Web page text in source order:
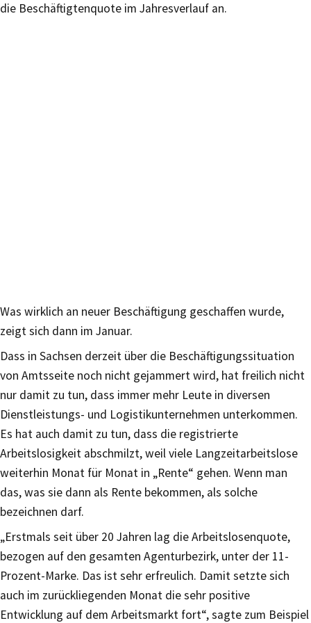
die Beschäftigtenquote im Jahresverlauf an.
Was wirklich an neuer Beschäftigung geschaffen wurde,
zeigt sich dann im Januar.
Dass in Sachsen derzeit über die Beschäftigungssituation
von Amtsseite noch nicht gejammert wird, hat freilich nicht
nur damit zu tun, dass immer mehr Leute in diversen
Dienstleistungs- und Logistikunternehmen unterkommen.
Es hat auch damit zu tun, dass die registrierte
Arbeitslosigkeit abschmilzt, weil viele Langzeitarbeitslose
weiterhin Monat für Monat in „Rente“ gehen. Wenn man
das, was sie dann als Rente bekommen, als solche
bezeichnen darf.
„Erstmals seit über 20 Jahren lag die Arbeitslosenquote,
bezogen auf den gesamten Agenturbezirk, unter der 11-
Prozent-Marke. Das ist sehr erfreulich. Damit setzte sich
auch im zurückliegenden Monat die sehr positive
Entwicklung auf dem Arbeitsmarkt fort“, sagte zum Beispiel